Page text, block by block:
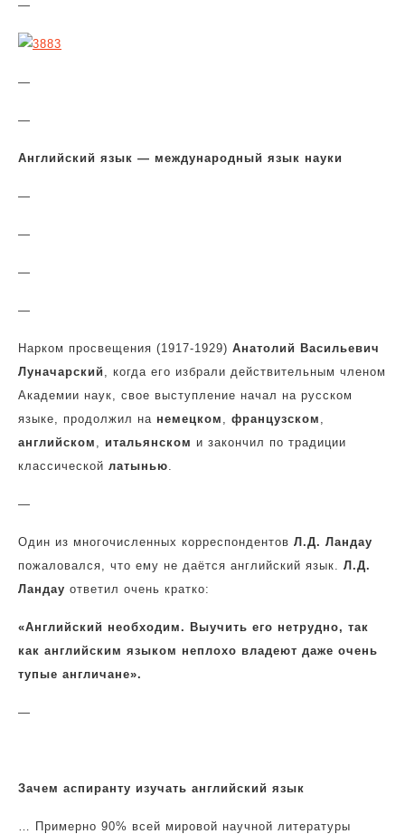
—
—
—
Английский язык — международный язык науки
—
—
—
—
Нарком просвещения (1917-1929) Анатолий Васильевич
Луначарский
, когда его избрали действительным членом
Академии наук, свое выступление начал на русском
языке, продолжил на немецком французском
английском
итальянском и закончил по традиции
классической латынью
—
Один из многочисленных корреспондентов Л.Д. Ландау
пожаловался, что ему не даётся английский язык. Л.Д.
Ландау ответил очень кратко:
«Английский необходим. Выучить его нетрудно, так
как английским языком неплохо владеют даже очень
тупые англичане».
—
Зачем аспиранту изучать английский язык
… Примерно 90% всей мировой научной литературы